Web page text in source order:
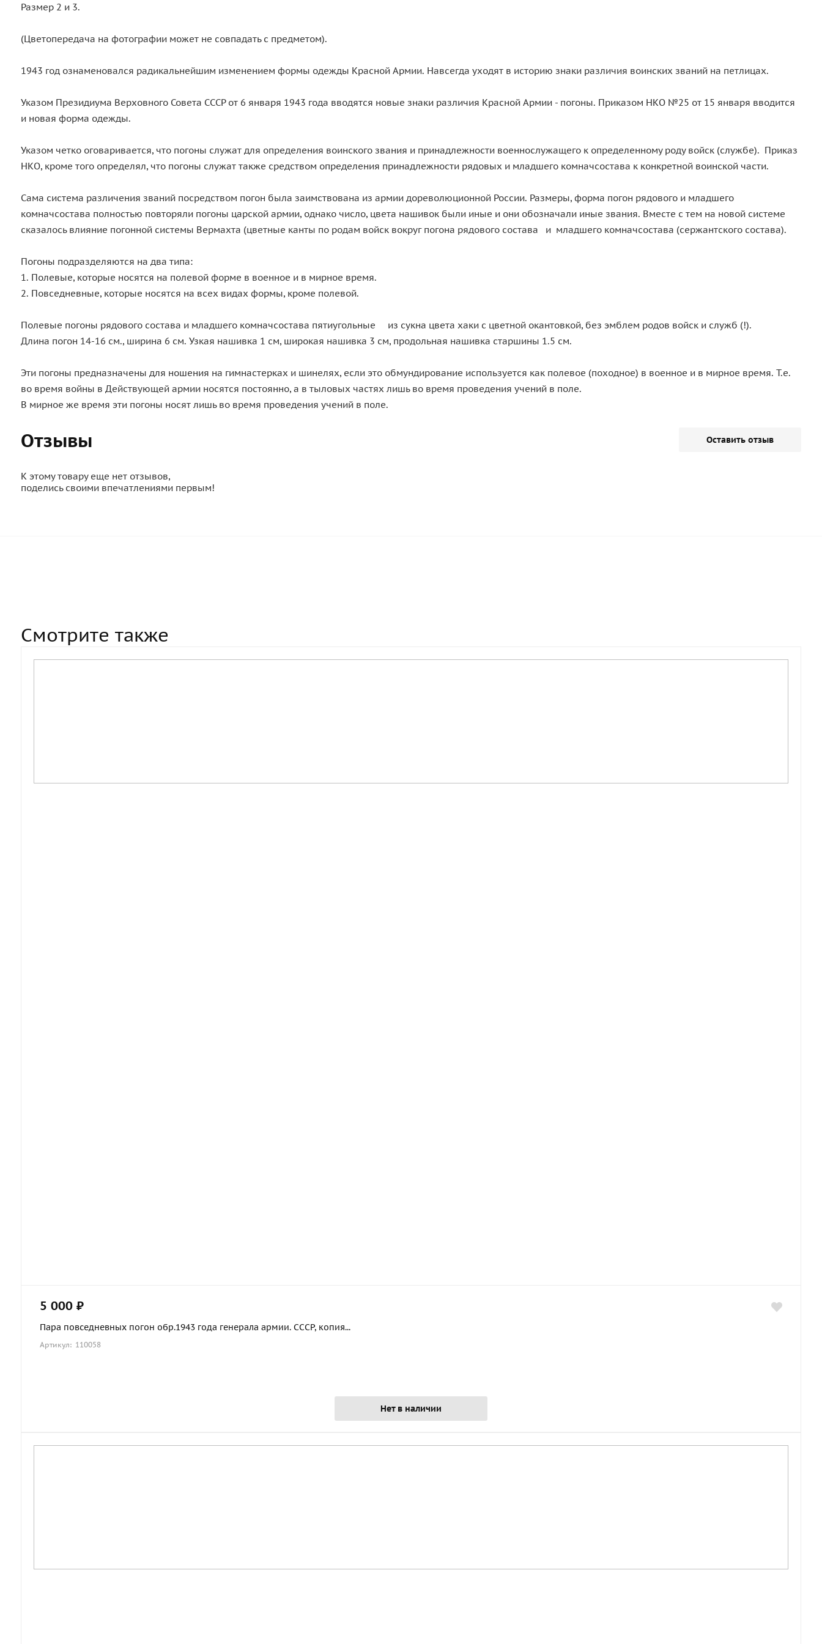
Размер 2 и 3.
(Цветопередача на фотографии может не совпадать с предметом).
1943 год ознаменовался радикальнейшим изменением формы одежды Красной Армии. Навсегда уходят в историю знаки различия воинских званий на петлицах.
Указом Президиума Верховного Совета СССР от 6 января 1943 года вводятся новые знаки различия Красной Армии - погоны. Приказом НКО №25 от 15 января вводится
и новая форма одежды.
Указом четко оговаривается, что погоны служат для определения воинского звания и принадлежности военнослужащего к определенному роду войск (службе). Приказ
НКО, кроме того определял, что погоны служат также средством определения принадлежности рядовых и младшего комначсостава к конкретной воинской части.
Сама система различения званий посредством погон была заимствована из армии дореволюционной России. Размеры, форма погон рядового и младшего
комначсостава полностью повторяли погоны царской армии, однако число, цвета нашивок были иные и они обозначали иные звания. Вместе с тем на новой системе
сказалось влияние погонной системы Вермахта (цветные канты по родам войск вокруг погона рядового состава и младшего комначсостава (сержантского состава).
Погоны подразделяются на два типа:
1. Полевые, которые носятся на полевой форме в военное и в мирное время.
2. Повседневные, которые носятся на всех видах формы, кроме полевой.
Полевые погоны рядового состава и младшего комначсостава пятиугольные из сукна цвета хаки с цветной окантовкой, без эмблем родов войск и служб (!).
Длина погон 14-16 см., ширина 6 см. Узкая нашивка 1 см, широкая нашивка 3 см, продольная нашивка старшины 1.5 см.
Эти погоны предназначены для ношения на гимнастерках и шинелях, если это обмундирование используется как полевое (походное) в военное и в мирное время. Т.е.
во время войны в Действующей армии носятся постоянно, а в тыловых частях лишь во время проведения учений в поле.
В мирное же время эти погоны носят лишь во время проведения учений в поле.
Отзывы Оставить отзыв
К этому товару еще нет отзывов,
поделись своими впечатлениями первым!
Смотрите также
5 000 ₽
Пара повседневных погон обр.1943 года генерала армии. СССР, копия...
Артикул: 110058
Нет в наличии